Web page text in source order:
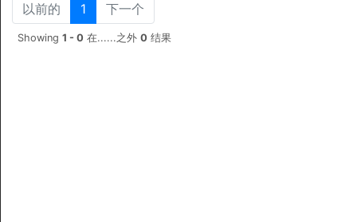
以前的 1 下一个
Showing 1 - 0 在......之外 0 结果